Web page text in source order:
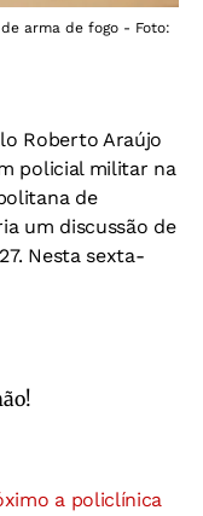
arma de fogo - Foto:
Roberto Araújo
policial militar na
de
um discussão de
Nesta sexta-
a policlínica